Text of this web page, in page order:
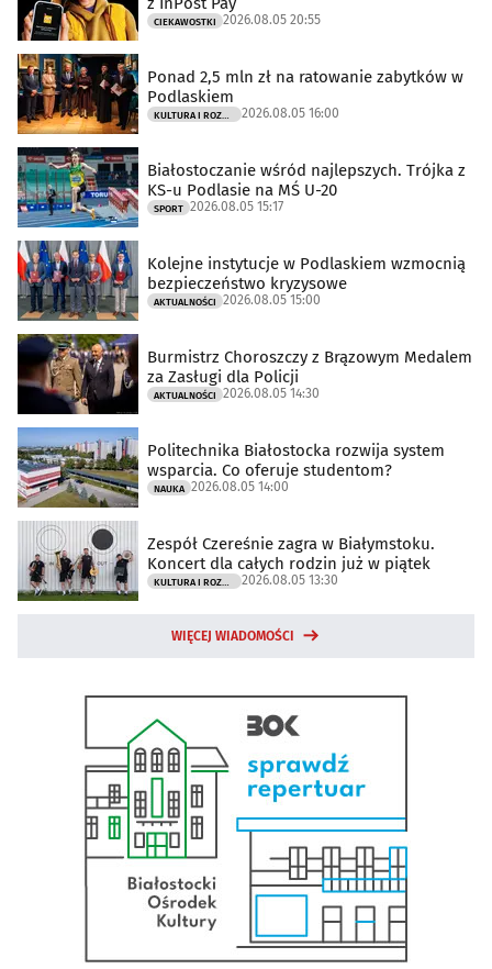
CIEKAWOSTKI 2026.08.05 20:55
Ponad 2,5 mln zł na ratowanie zabytków w
Podlaskiem
2026.08.05 16:00
Białostoczanie wśród najlepszych. Trójka z
KS-u Podlasie na MŚ U-20
SPORT 2026.08.05 15:17
Kolejne instytucje w Podlaskiem wzmocnią
bezpieczeństwo kryzysowe
AKTUALNOŚCI 2026.08.05 15:00
Burmistrz Choroszczy z Brązowym Medalem
za Zasługi dla Policji
AKTUALNOŚCI 2026.08.05 14:30
Politechnika Białostocka rozwija system
wsparcia. Co oferuje studentom?
NAUKA 2026.08.05 14:00
Zespół Czereśnie zagra w Białymstoku.
Koncert dla całych rodzin już w piątek
2026.08.05 13:30
WIĘCEJ WIADOMOŚCI